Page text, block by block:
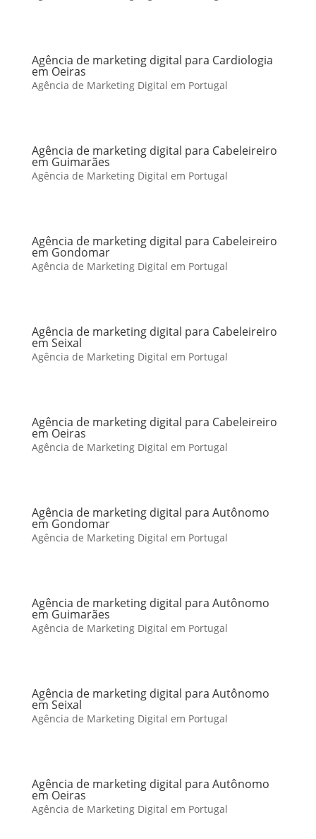
Agência de marketing digital para Cardiologia
em Oeiras
Agência de Marketing Digital em Portugal
Agência de marketing digital para Cabeleireiro
em Guimarães
Agência de Marketing Digital em Portugal
Agência de marketing digital para Cabeleireiro
em Gondomar
Agência de Marketing Digital em Portugal
Agência de marketing digital para Cabeleireiro
em Seixal
Agência de Marketing Digital em Portugal
Agência de marketing digital para Cabeleireiro
em Oeiras
Agência de Marketing Digital em Portugal
Agência de marketing digital para Autônomo
em Gondomar
Agência de Marketing Digital em Portugal
Agência de marketing digital para Autônomo
em Guimarães
Agência de Marketing Digital em Portugal
Agência de marketing digital para Autônomo
em Seixal
Agência de Marketing Digital em Portugal
Agência de marketing digital para Autônomo
em Oeiras
Agência de Marketing Digital em Portugal